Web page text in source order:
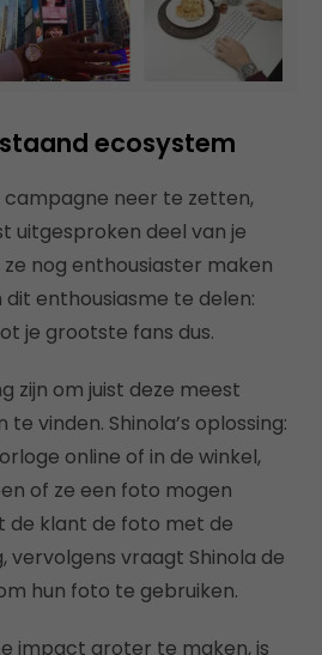
ecosystem
campagne neer te zetten,
uitgesproken deel van je
nog enthousiaster maken
enthousiasme te delen:
je grootste fans dus.
zijn om juist deze meest
vinden. Shinola’s oplossing:
online of in de winkel,
of ze een foto mogen
de klant de foto met de
vervolgens vraagt Shinola de
hun foto te gebruiken.
impact groter te maken, is